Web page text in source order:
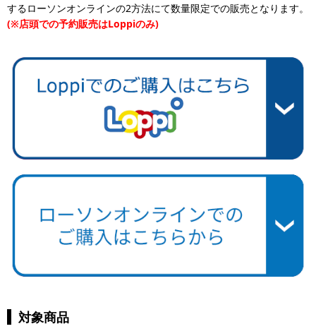
するローソンオンラインの2方法にて数量限定での販売となります。
(※店頭での予約販売はLoppiのみ)
対象商品